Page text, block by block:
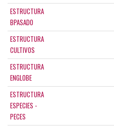
ESTRUCTURA
BPASADO
ESTRUCTURA
CULTIVOS
ESTRUCTURA
ENGLOBE
ESTRUCTURA
ESPECIES -
PECES